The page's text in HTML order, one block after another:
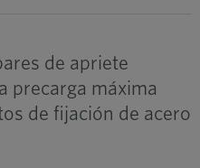
de apriete
precarga máxima
de fijación de acero